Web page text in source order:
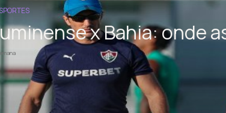
x Bahia: onde